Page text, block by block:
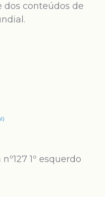
conteúdos de
1º esquerdo